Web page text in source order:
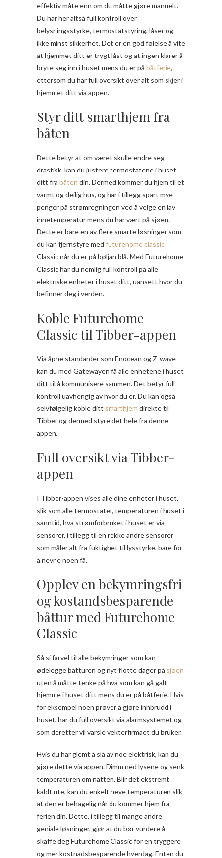
effektiv måte enn om du måtte gjøre manuelt.
Du har her altså full kontroll over
belysningsstyrke, termostatstyring, låser og
ikke minst sikkerhet. Det er en god følelse å vite
at hjemmet ditt er trygt låst og at ingen klarer å
bryte seg inn i huset mens du er på båtferie,
ettersom du har full oversikt over alt som skjer i
hjemmet ditt via appen.
Styr ditt smarthjem fra
båten
Dette betyr at om været skulle endre seg
drastisk, kan du justere termostatene i huset
ditt fra båten din. Dermed kommer du hjem til et
varmt og deilig hus, og har i tillegg spart mye
penger på strømregningen ved å velge en lav
innetemperatur mens du har vært på sjøen.
Dette er bare en av flere smarte løsninger som
du kan fjernstyre med futurehome classic
Classic når du er på bøljan blå. Med Futurehome
Classic har du nemlig full kontroll på alle
elektriske enheter i huset ditt, uansett hvor du
befinner deg i verden.
Koble Futurehome
Classic til Tibber-appen
Via åpne standarder som Enocean og Z-wave
kan du med Gatewayen få alle enhetene i huset
ditt til å kommunisere sammen. Det betyr full
kontroll uavhengig av hvor du er. Du kan også
selvfølgelig koble ditt smarthjem direkte til
Tibber og dermed styre det hele fra denne
appen.
Full oversikt via Tibber-
appen
I Tibber-appen vises alle dine enheter i huset,
slik som alle termostater, temperaturen i huset i
sanntid, hva strømforbruket i huset er via
sensorer, i tillegg til en rekke andre sensorer
som måler alt fra fuktighet til lysstyrke, bare for
å nevne noen få.
Opplev en bekymringsfri
og kostandsbesparende
båttur med Futurehome
Classic
Så si farvel til alle bekymringer som kan
ødelegge båtturen og nyt flotte dager på sjøen
uten å måtte tenke på hva som kan gå galt
hjemme i huset ditt mens du er på båtferie. Hvis
for eksempel noen prøver å gjøre innbrudd i
huset, har du full oversikt via alarmsystemet og
som deretter vil varsle vekterfirmaet du bruker.
Hvis du har glemt å slå av noe elektrisk, kan du
gjøre dette via appen. Dimm ned lysene og senk
temperaturen om natten. Blir det ekstremt
kaldt ute, kan du enkelt heve temperaturen slik
at den er behagelig når du kommer hjem fra
ferien din. Dette, i tillegg til mange andre
geniale løsninger, gjør at du bør vurdere å
skaffe deg Futurehome Classic for en tryggere
og mer kostnadsbesparende hverdag. Enten du